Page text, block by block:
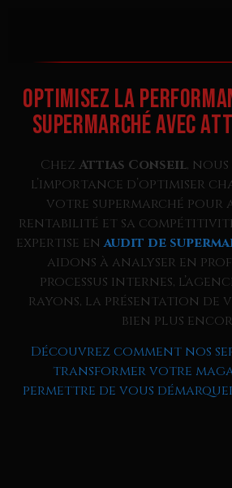
Optimisez la
Supermarché avec
Chez Attias Conseil,
l’importance d’optimiser
votre supermarché pour
rentabilité et sa
expertise enaudit de
aidons à analyser en
processus internes,
rayons, la présentation de
bien plus
Découvrez comment nos
transformer votre
permettre de vous